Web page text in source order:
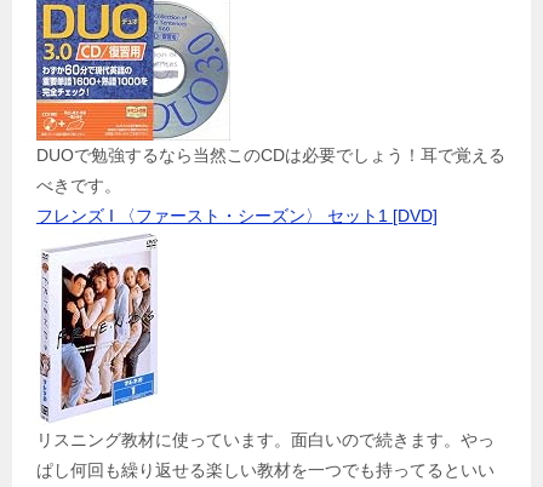
DUOで勉強するなら当然このCDは必要でしょう！耳で覚える
べきです。
フレンズ I 〈ファースト・シーズン〉 セット1 [DVD]
リスニング教材に使っています。面白いので続きます。やっ
ぱし何回も繰り返せる楽しい教材を一つでも持ってるといい